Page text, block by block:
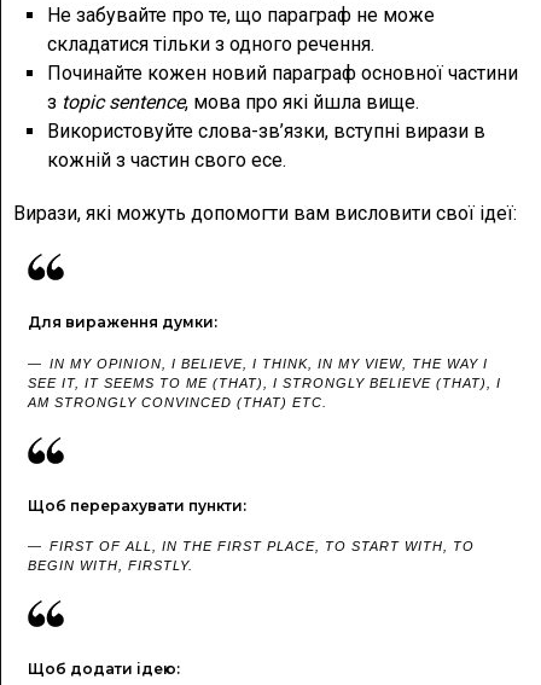
Не забувайте про те, що параграф не може
складатися тільки з одного речення.
Починайте кожен новий параграф основної частини
з topic sentence, мова про які йшла вище.
Використовуйте слова-зв’язки, вступні вирази в
кожній з частин свого есе.
Вирази, які можуть допомогти вам висловити свої ідеї:
Для вираження думки:
IN MY OPINION, I BELIEVE, I THINK, IN MY VIEW, THE WAY I
SEE IT, IT SEEMS TO ME (THAT), I STRONGLY BELIEVE (THAT), I
AM STRONGLY CONVINCED (THAT) ETC.
Щоб перерахувати пункти:
FIRST OF ALL, IN THE FIRST PLACE, TO START WITH, TO
BEGIN WITH, FIRSTLY.
Щоб додати ідею: